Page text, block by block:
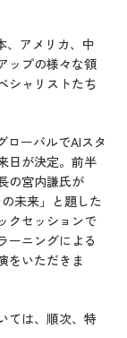
、アメリカ、中
ップの様々な領
シャリストたち
ローバルでAIスタ
日が決定。前半
の宮内謙氏が
未来」と題した
クセッションで
ーニングによる
をいただきま
ては、順次、特